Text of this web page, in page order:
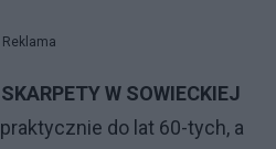
Reklama
SKARPETY W SOWIECKIEJ
praktycznie do lat 60-tych, a